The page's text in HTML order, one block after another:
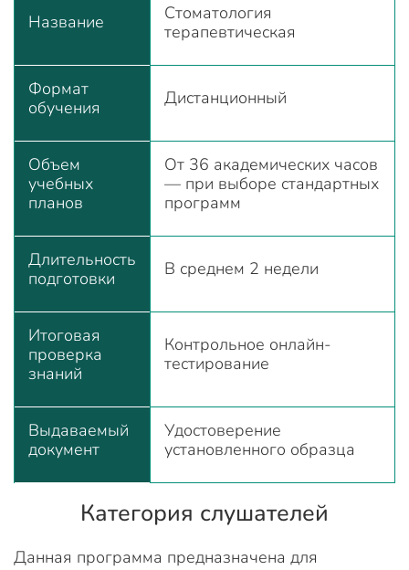
Название
Стоматология
терапевтическая
Формат
обучения
Дистанционный
Объем
учебных
планов
От 36 академических часов
— при выборе стандартных
программ
Длительность
подготовки
В среднем 2 недели
Итоговая
проверка
знаний
Контрольное онлайн-
тестирование
Выдаваемый
документ
Удостоверение
установленного образца
Категория слушателей
Данная программа предназначена для